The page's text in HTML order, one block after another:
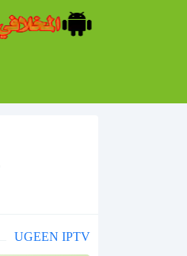
UGEEN IPTV